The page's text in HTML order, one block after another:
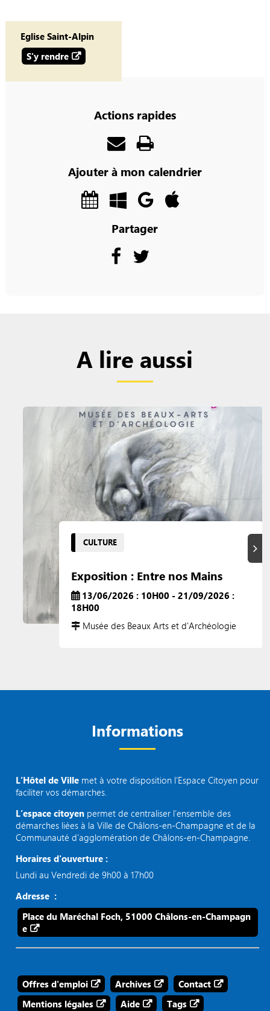
Eglise Saint-Alpin
S'y rendre
Actions rapides
Ajouter à mon calendrier
Partager
A lire aussi
CULTURE
Exposition : Entre nos Mains
13/06/2026 : 10H00 - 21/09/2026 :
18H00
Musée des Beaux Arts et d'Archéologie
Informations
L’Hôtel de Ville met à votre disposition l’Espace Citoyen pour
faciliter vos démarches.
L’espace citoyen permet de centraliser l’ensemble des
démarches liées à la Ville de Châlons-en-Champagne et de la
Communauté d’agglomération de Châlons-en-Champagne.
Horaires d'ouverture :
Lundi au Vendredi de 9h00 à 17h00
Adresse :
Place du Maréchal Foch, 51000 Châlons-en-Champagn
e
Offres d'emploi Archives
Contact
Mentions légales
Aide Tags